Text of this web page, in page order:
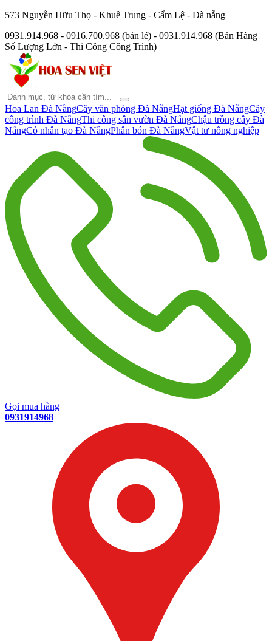
573 Nguyễn Hữu Thọ - Khuê Trung - Cẩm Lệ - Đà nẵng
0931.914.968 - 0916.700.968 (bán lẻ) - 0931.914.968 (Bán Hàng
Số Lượng Lớn - Thi Công Công Trình)
Hoa Lan Đà NẵngCây văn phòng Đà NẵngHạt giống Đà NẵngCây
công trình Đà NẵngThi công sân vườn Đà NẵngChậu trồng cây Đà
NẵngCỏ nhân tạo Đà NẵngPhân bón Đà NẵngVật tư nông nghiệp
Gọi mua hàng
0931914968